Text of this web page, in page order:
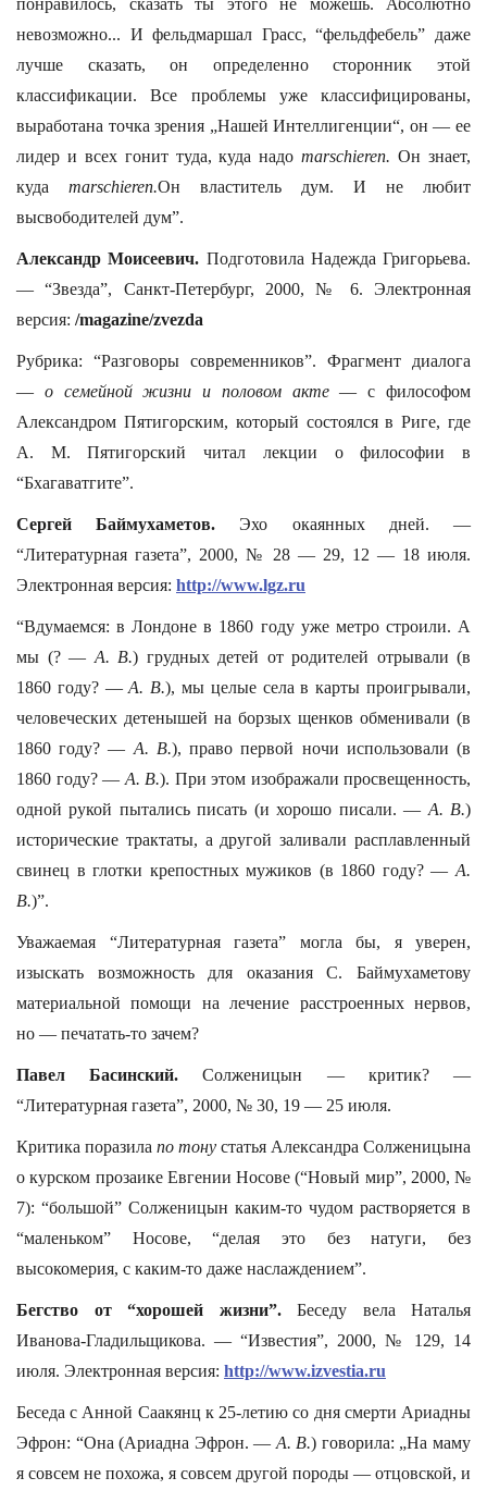
понравилось, сказать ты этого не можешь. Абсолютно
невозможно... И фельдмаршал Грасс, “фельдфебель” даже
лучше сказать, он определенно сторонник этой
классификации. Все проблемы уже классифицированы,
выработана точка зрения „Нашей Интеллигенции“, он — ее
лидер и всех гонит туда, куда надоmarschieren. Он знает,
куда marschieren.Он властитель дум. И не любит
высвободителей дум”.
Александр Моисеевич. Подготовила Надежда Григорьева.
— “Звезда”, Санкт-Петербург, 2000, № 6. Электронная
версия: /magazine/zvezda
Рубрика: “Разговоры современников”. Фрагмент диалога
— о семейной жизни и половом акте— с философом
Александром Пятигорским, который состоялся в Риге, где
А. М. Пятигорский читал лекции о философии в
“Бхагаватгите”.
Сергей Баймухаметов. Эхо окаянных дней. —
“Литературная газета”, 2000, № 28 — 29, 12 — 18 июля.
Электронная версия: http://www.lgz.ru
“Вдумаемся: в Лондоне в 1860 году уже метро строили. А
мы (? — А. В.) грудных детей от родителей отрывали (в
1860 году? —А. В.), мы целые села в карты проигрывали,
человеческих детенышей на борзых щенков обменивали (в
1860 году? — А. В.), право первой ночи использовали (в
1860 году? — А. В.). При этом изображали просвещенность,
одной рукой пытались писать (и хорошо писали. — А. В.)
исторические трактаты, а другой заливали расплавленный
свинец в глотки крепостных мужиков (в 1860 году? — А.
В.)”.
Уважаемая “Литературная газета” могла бы, я уверен,
изыскать возможность для оказания С. Баймухаметову
материальной помощи на лечение расстроенных нервов,
но — печатать-то зачем?
Павел Басинский. Солженицын — критик? —
“Литературная газета”, 2000, № 30, 19 — 25 июля.
Критика поразила по тону статья Александра Солженицына
о курском прозаике Евгении Носове (“Новый мир”, 2000, №
7): “большой” Солженицын каким-то чудом растворяется в
“маленьком” Носове, “делая это без натуги, без
высокомерия, с каким-то даже наслаждением”.
Бегство от “хорошей жизни”.Беседу вела Наталья
Иванова-Гладильщикова. — “Известия”, 2000, № 129, 14
июля. Электронная версия: http://www.izvestia.ru
Беседа с Анной Саакянц к 25-летию со дня смерти Ариадны
Эфрон: “Она (Ариадна Эфрон. — А. В.) говорила: „На маму
я совсем не похожа, я совсем другой породы — отцовской, и